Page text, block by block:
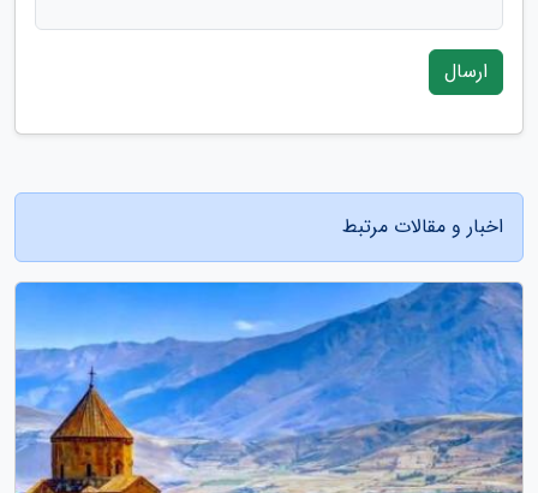
ارسال
اخبار و مقالات مرتبط